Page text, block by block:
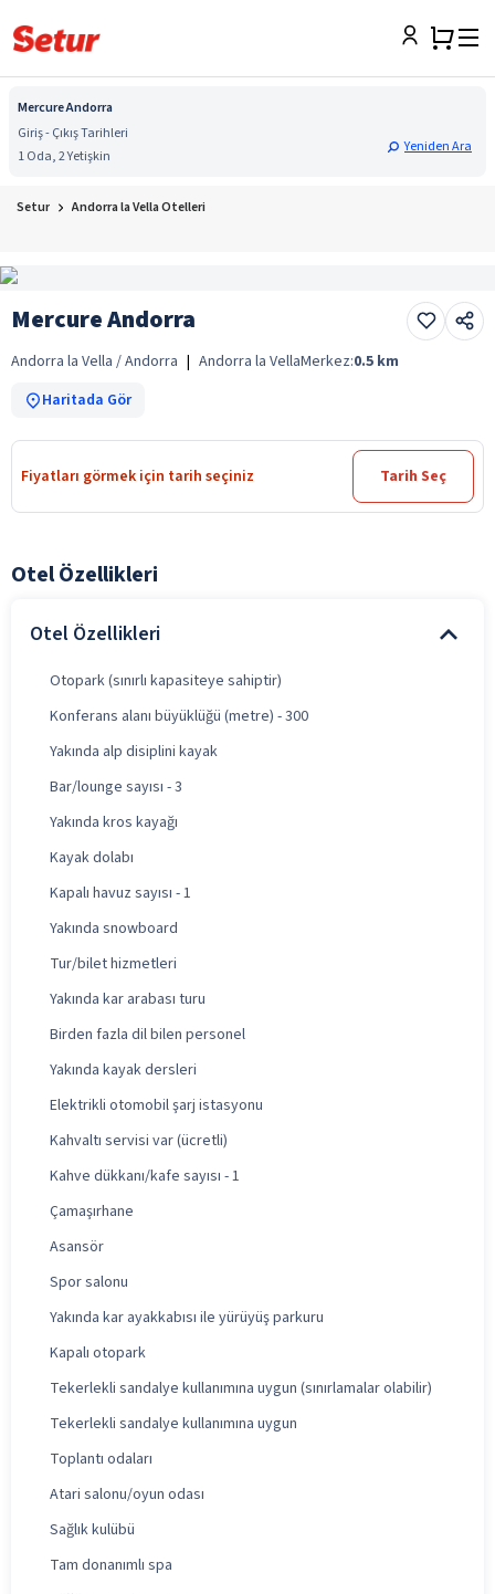
Mercure Andorra
Giriş - Çıkış Tarihleri
1 Oda, 2 Yetişkin
Yeniden Ara
Setur Andorra la Vella Otelleri
Mercure Andorra
Andorra la Vella / Andorra | Andorra la VellaMerkez:0.5 km
Haritada Gör
Fiyatları görmek için tarih seçiniz Tarih Seç
Otel Özellikleri
Otel Özellikleri
Otopark (sınırlı kapasiteye sahiptir)
Konferans alanı büyüklüğü (metre) - 300
Yakında alp disiplini kayak
Bar/lounge sayısı - 3
Yakında kros kayağı
Kayak dolabı
Kapalı havuz sayısı - 1
Yakında snowboard
Tur/bilet hizmetleri
Yakında kar arabası turu
Birden fazla dil bilen personel
Yakında kayak dersleri
Elektrikli otomobil şarj istasyonu
Kahvaltı servisi var (ücretli)
Kahve dükkanı/kafe sayısı - 1
Çamaşırhane
Asansör
Spor salonu
Yakında kar ayakkabısı ile yürüyüş parkuru
Kapalı otopark
Tekerlekli sandalye kullanımına uygun (sınırlamalar olabilir)
Tekerlekli sandalye kullanımına uygun
Toplantı odaları
Atari salonu/oyun odası
Sağlık kulübü
Tam donanımlı spa